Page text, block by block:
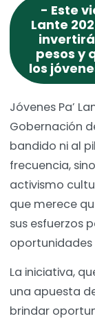
- Este
Lante
pesos y
los
Jóvenes Pa’
Gobernación
bandido ni al
frecuencia,
activismo
que merece
sus esfuerzos
oportunidades
La iniciativa,
una apuesta
brindar